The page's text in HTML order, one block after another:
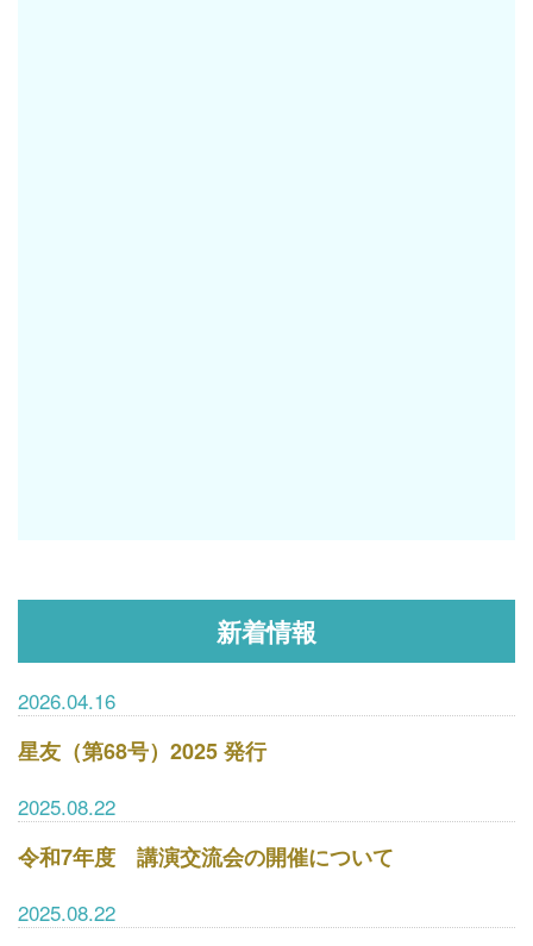
新着情報
2026.04.16
星友（第68号）2025 発行
2025.08.22
令和7年度 講演交流会の開催について
2025.08.22